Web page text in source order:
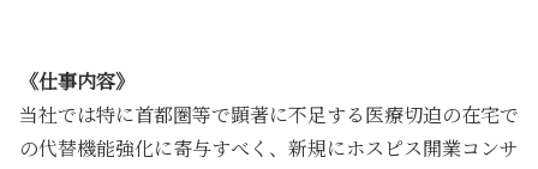
《仕事内容》
当社では特に首都圏等で顕著に不足する医療切迫の在宅で
の代替機能強化に寄与すべく、新規にホスピス開業コンサ